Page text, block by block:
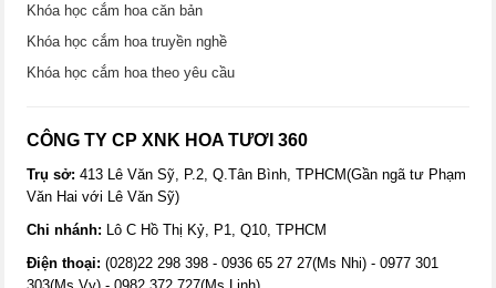
Khóa học cắm hoa căn bản
Khóa học cắm hoa truyền nghề
Khóa học cắm hoa theo yêu cầu
CÔNG TY CP XNK HOA TƯƠI 360
Trụ sở:413 Lê Văn Sỹ, P.2, Q.Tân Bình, TPHCM(Gần ngã tư Phạm
Văn Hai với Lê Văn Sỹ)
Chi nhánh: Lô C Hồ Thị Kỷ, P1, Q10, TPHCM
Điện thoại: (028)22 298 398 - 0936 65 27 27(Ms Nhi) - 0977 301